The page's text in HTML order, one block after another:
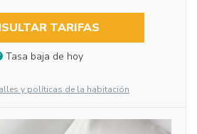
TARIFAS
Tasa baja de hoy
y políticas de la habitación